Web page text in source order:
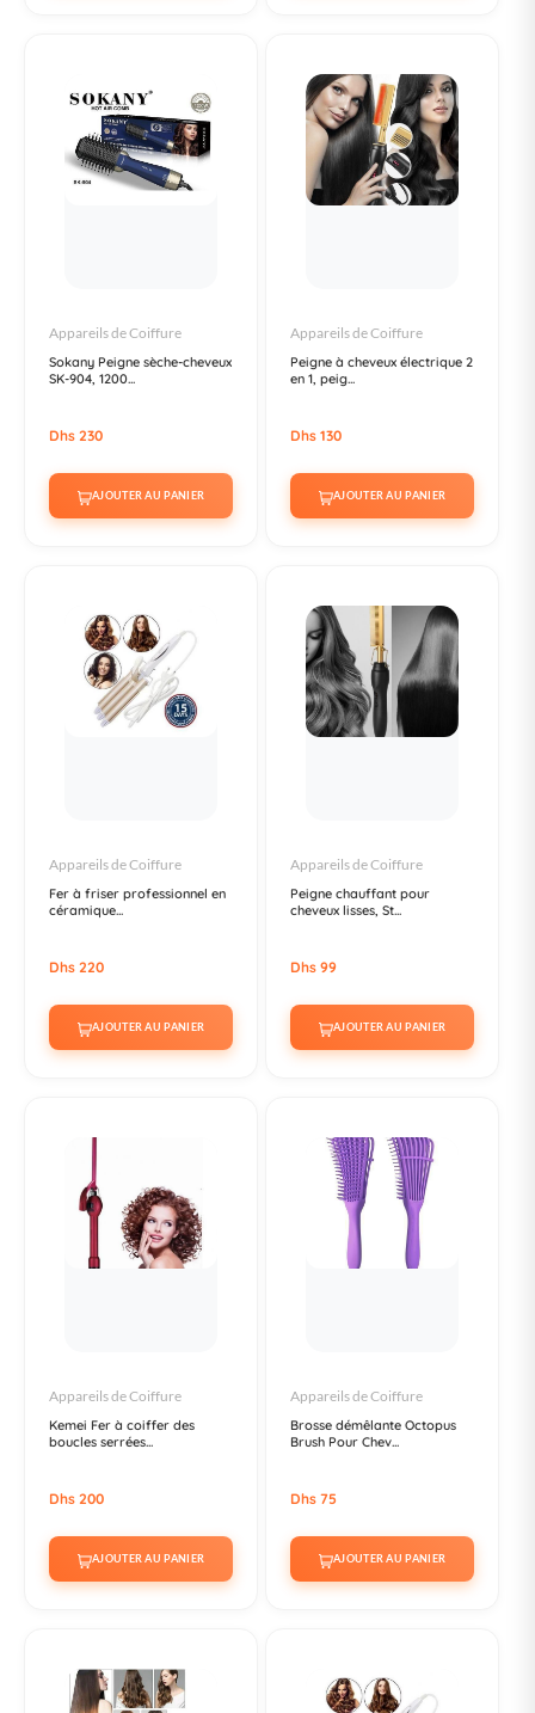
Appareils de Coiffure
Sokany Peigne sèche-cheveux
SK-904, 1200...
Dhs 230
AJOUTER AU PANIER
Appareils de Coiffure
Peigne à cheveux électrique 2
en 1, peig...
Dhs 130
AJOUTER AU PANIER
Appareils de Coiffure
Fer à friser professionnel en
céramique...
Dhs 220
AJOUTER AU PANIER
Appareils de Coiffure
Peigne chauffant pour
cheveux lisses, St...
Dhs 99
AJOUTER AU PANIER
Appareils de Coiffure
Kemei Fer à coiffer des
boucles serrées...
Dhs 200
AJOUTER AU PANIER
Appareils de Coiffure
Brosse démêlante Octopus
Brush Pour Chev...
Dhs 75
AJOUTER AU PANIER